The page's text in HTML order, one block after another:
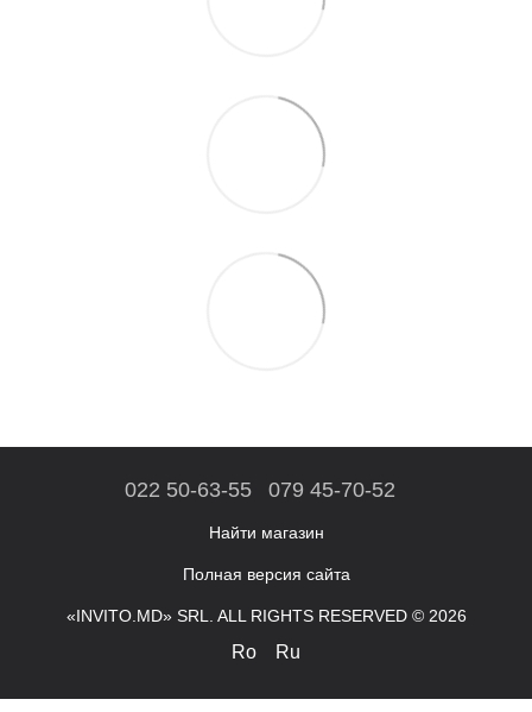
022 50-63-55 079 45-70-52
Найти магазин
Полная версия сайта
«INVITO.MD» SRL. ALL RIGHTS RESERVED © 2026
Ro Ru